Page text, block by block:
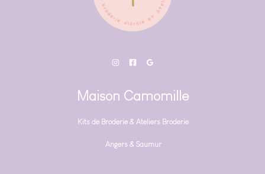
Maison Camomille
Kits de Broderie & Ateliers Broderie
Angers & Saumur